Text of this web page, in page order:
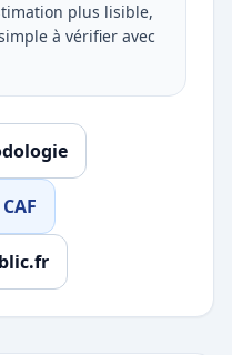
plus lisible,
à vérifier avec